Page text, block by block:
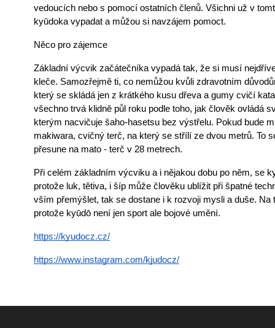
vedoucích nebo s pomocí ostatních členů. Všichni už v
kyūdoka vypadat a můžou si navzájem pomoct.
Něco pro zájemce
Základní výcvik začátečníka vypadá tak, že si musí
kleče. Samozřejmě ti, co nemůžou kvůli zdravotním
který se skládá jen z krátkého kusu dřeva a gumy cvičí
všechno trvá klidně půl roku podle toho, jak člověk ovládá
kterým nacvičuje šaho-hasetsu bez výstřelu. Pokud bude
makiwara, cvičný terč, na který se střílí ze dvou metrů. To
přesune na mato - terč v 28 metrech.
Při celém základním výcviku a i nějakou dobu po něm, se
protože luk, tětiva, i šíp může člověku ublížit při špatné
vším přemýšlet, tak se dostane i k rozvoji mysli a duše. Na
protože kyūdō není jen sport ale bojové umění.
https://kyudocz.cz/
https://www.instagram.com/kjudocz/